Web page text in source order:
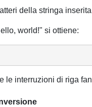
della stringa
world!" si ottiene:
le interruzioni di riga